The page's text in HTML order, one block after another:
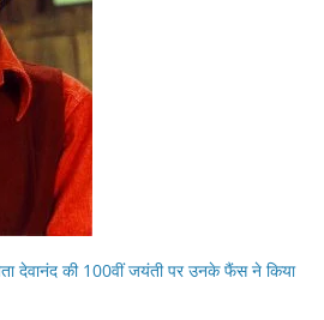
देवानंद की 100वीं जयंती पर उनके फैंस ने किया